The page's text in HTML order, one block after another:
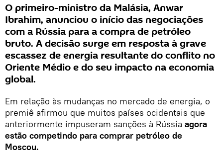
O primeiro-ministro da Malásia, Anwar
Ibrahim, anunciou o início das negociações
com a Rússia para a compra de petróleo
bruto. A decisão surge em resposta à grave
escassez de energia resultante do conflito no
Oriente Médio e do seu impacto na economia
global.
Em relação às mudanças no mercado de energia, o
premiê afirmou que muitos países ocidentais que
anteriormente impuseram sanções à Rússia agora
estão competindo para comprar petróleo de
Moscou.